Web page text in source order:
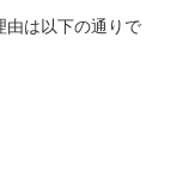
由は以下の通りで